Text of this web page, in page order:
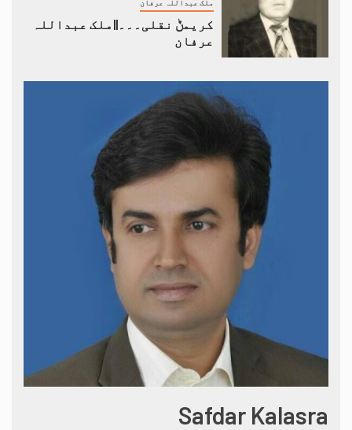
ملک عبداللہ عرفان
کریمݨ نقلی۔۔۔||ملک عبداللہ
عرفان
Safdar Kalasra